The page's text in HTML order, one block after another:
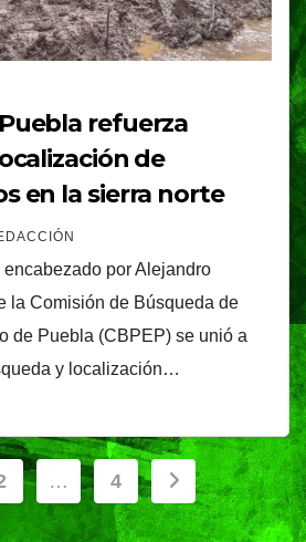
refuerza
de
en la sierra norte
por Alejandro
la Comisión de Búsqueda de
de Puebla (CBPEP) se unió a
y localización…
… 4